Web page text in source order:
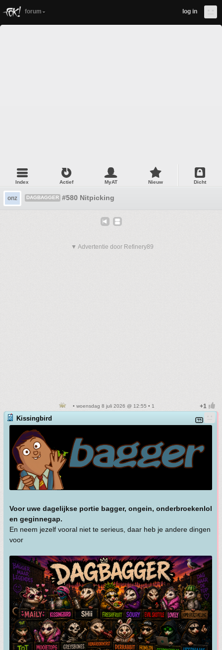
forum log in
Index Actief MyAT Nieuw Dicht
onz DAGBAGGER #580 Nitpicking
▼ Advertentie door Refinery89
• woensdag 8 juli 2026 @ 12:55 • 1
Kissingbird
Voor uwe dagelijkse portie bagger, ongein, onderbroekenlol
en geginnegap.
En neem jezelf vooral niet te serieus, daar heb je andere dingen
voor